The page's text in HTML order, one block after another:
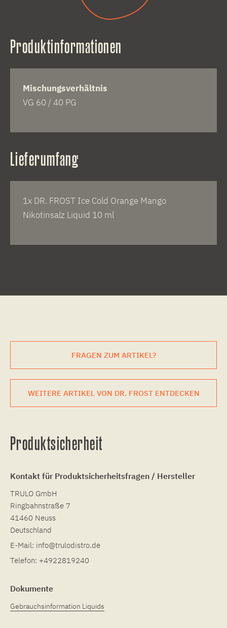
Produktinformationen
Mischungsverhältnis
VG 60 / 40 PG
Lieferumfang
1x DR. FROST Ice Cold Orange Mango
Nikotinsalz Liquid 10 ml
FRAGEN ZUM ARTIKEL?
WEITERE ARTIKEL VON DR. FROST ENTDECKEN
Produktsicherheit
Kontakt für Produktsicherheitsfragen / Hersteller
TRULO GmbH
Ringbahnstraße 7
41460 Neuss
Deutschland
E-Mail: info@trulodistro.de
Telefon: +4922819240
Dokumente
Gebrauchsinformation Liquids